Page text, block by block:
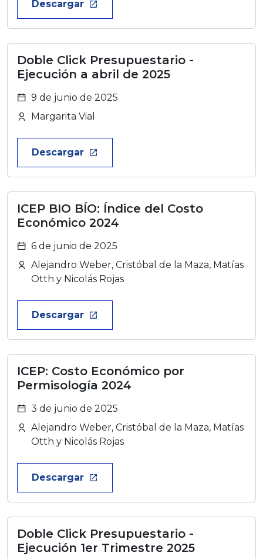
Descargar launch
Doble Click Presupuestario -
Ejecución a abril de 2025
9 de junio de 2025
Margarita Vial
Descargar launch
ICEP BIO BÍO: Índice del Costo
Económico 2024
6 de junio de 2025
Alejandro Weber, Cristóbal de la Maza, Matías
Otth y Nicolás Rojas
Descargar launch
ICEP: Costo Económico por
Permisología 2024
3 de junio de 2025
Alejandro Weber, Cristóbal de la Maza, Matías
Otth y Nicolás Rojas
Descargar launch
Doble Click Presupuestario -
Ejecución 1er Trimestre 2025